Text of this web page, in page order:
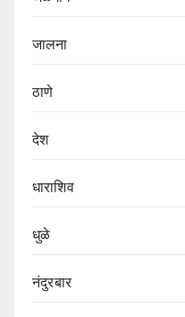
जालना
ठाणे
देश
धाराशिव
धुळे
नंदुरबार